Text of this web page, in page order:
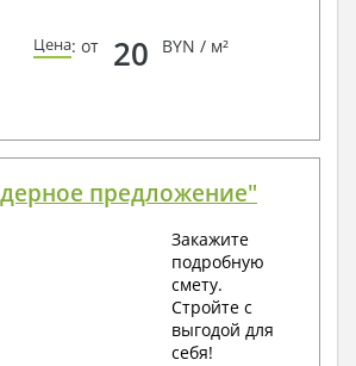
Цена: от 20 BYN / м²
предложение"
Закажите
подробную
смету.
Стройте с
выгодой для
себя!